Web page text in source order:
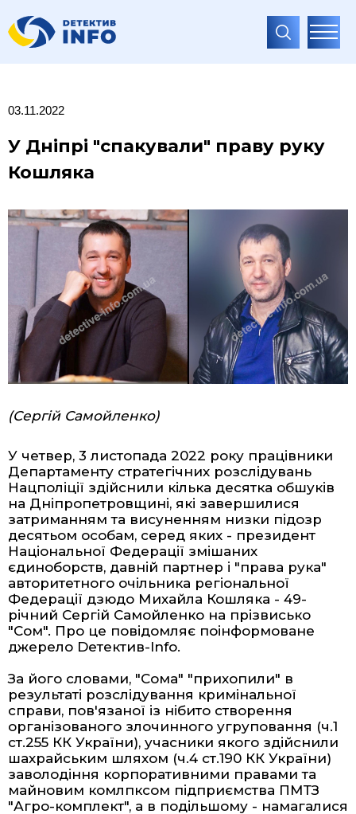
03.11.2022
У Дніпрі "спакували" праву руку
Кошляка
(Сергій Самойленко)
У четвер, 3 листопада 2022 року працівники
Департаменту стратегічних розслідувань
Нацполіції здійснили кілька десятка обшуків
на Дніпропетровщині, які завершилися
затриманням та висуненням низки підозр
десятьом особам, серед яких - президент
Національної Федерації змішаних
єдиноборств, давній партнер і "права рука"
авторитетного очільника регіональної
Федерації дзюдо Михайла Кошляка - 49-
річний Сергій Самойленко на прізвисько
"Сом". Про це повідомляє поінформоване
джерело Dетектив-Info.
За його словами, "Сома" "прихопили" в
результаті розслідування кримінальної
справи, пов'язаної із нібито створення
організованого злочинного угруповання (ч.1
ст.255 КК України), учасники якого здійснили
шахрайським шляхом (ч.4 ст.190 КК України)
заволодіння корпоративними правами та
майновим комлпксом підприємства ПМТЗ
"Агро-комплект", а в подільшому - намагалися